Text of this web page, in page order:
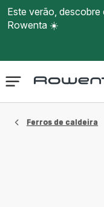
Este verão,
Rowenta ☀️
Abrir
Ferros de caldeira